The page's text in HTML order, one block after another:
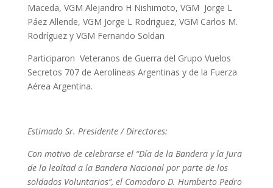
Maceda, VGM Alejandro H Nishimoto, VGM Jorge L
Páez Allende, VGM Jorge L Rodriguez, VGM Carlos M.
Rodríguez y VGM Fernando Soldan
Participaron Veteranos de Guerra del Grupo Vuelos
Secretos 707 de Aerolíneas Argentinas y de la Fuerza
Aérea Argentina.
Estimado Sr. Presidente / Directores:
Con motivo de celebrarse el “Día de la Bandera y la Jura
de la lealtad a la Bandera Nacional por parte de los
soldados Voluntarios”, el Comodoro D. Humberto Pedro